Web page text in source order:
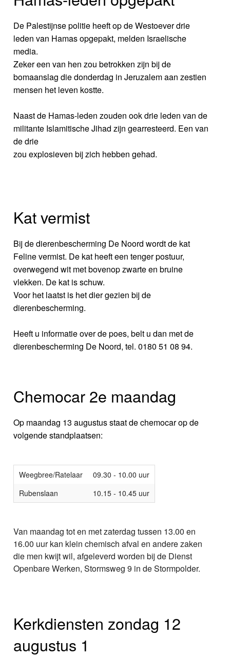
De Palestijnse politie heeft op de Westoever drie
leden van Hamas opgepakt, melden Israelische
media.
Zeker een van hen zou betrokken zijn bij de
bomaanslag die donderdag in Jeruzalem aan zestien
mensen het leven kostte.
Naast de Hamas-leden zouden ook drie leden van de
militante Islamitische Jihad zijn gearresteerd. Een van
de drie
zou explosieven bij zich hebben gehad.
Kat vermist
Bij de dierenbescherming De Noord wordt de kat
Feline vermist. De kat heeft een tenger postuur,
overwegend wit met bovenop zwarte en bruine
vlekken. De kat is schuw.
Voor het laatst is het dier gezien bij de
dierenbescherming.
Heeft u informatie over de poes, belt u dan met de
dierenbescherming De Noord, tel. 0180 51 08 94.
Chemocar 2e maandag
Op maandag 13 augustus staat de chemocar op de
volgende standplaatsen:
Weegbree/Ratelaar
09.30 - 10.00 uur
Rubenslaan
10.15 - 10.45 uur
Van maandag tot en met zaterdag tussen 13.00 en
16.00 uur kan klein chemisch afval en andere zaken
die men kwijt wil, afgeleverd worden bij de Dienst
Openbare Werken, Stormsweg 9 in de Stormpolder.
Kerkdiensten zondag 12
augustus 1